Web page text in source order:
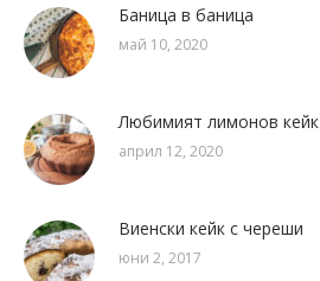
Баница в баница
май 10, 2020
Любимият лимонов кейк
април 12, 2020
Виенски кейк с череши
юни 2, 2017